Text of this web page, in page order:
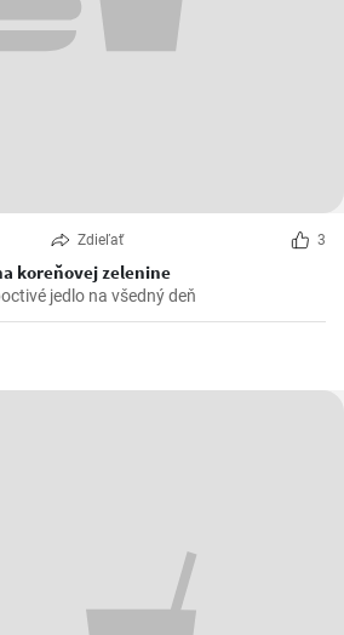
Zdieľať 3
koreňovej zelenine
jedlo na všedný deň